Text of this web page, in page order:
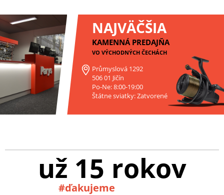
NAJVÄČŠIA
KAMENNÁ PREDAJŇA
VO VÝCHODNÝCH ČECHÁCH
Průmyslová 1292
506 01 Jičín
Po-Ne: 8:00-19:00
Štátne sviatky: Zatvorené
už 15 rokov
#ďakujeme